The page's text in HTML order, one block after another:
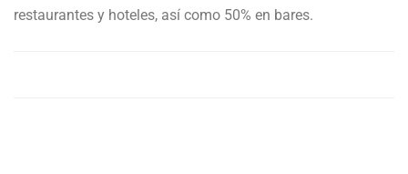
restaurantes y hoteles, así como 50% en bares.